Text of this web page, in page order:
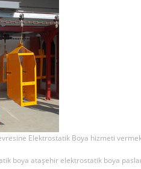
Elektrostatik Boya hizmeti
boya ataşehir elektrostatik boya